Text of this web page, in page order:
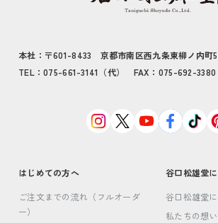
本社：〒601-8433 京都市南区西九条東柳ノ内
TEL：075-661-3141（代） FAX：075-692-3380
はじめての方へ
ご注文までの流れ（フルオーダ
ー）
谷口松雄堂
谷口松雄堂
私たちの想い